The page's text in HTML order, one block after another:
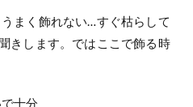
まく飾れない…すぐ枯らして
きします。ではここで飾る時
十分